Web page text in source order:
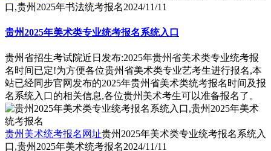
口,贵州2025年书法统考报名2024/11/11
贵州2025年美术类专业统考报名系统入口
贵州省招生考试院近日发布:2025年贵州省美术类专业统考报
名时间已定!为方便各位贵州省美术类专业艺考生进行报名,本
站已经同步官网发布的2025年贵州省美术类统考报名时间及报
名系统入口的相关信息,各位贵州美术考生可以准备报名了。
贵州美术统考报名网址贵州2025年美术类专业统考报名系统入
口,贵州2025年美术统考报名2024/11/11